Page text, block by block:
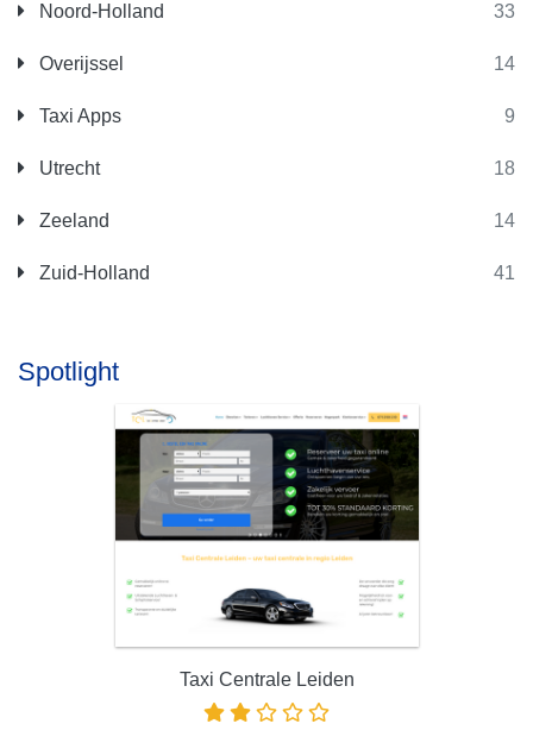
Noord-Holland 33
Overijssel 14
Taxi Apps 9
Utrecht 18
Zeeland 14
Zuid-Holland 41
Spotlight
Taxi Centrale Leiden